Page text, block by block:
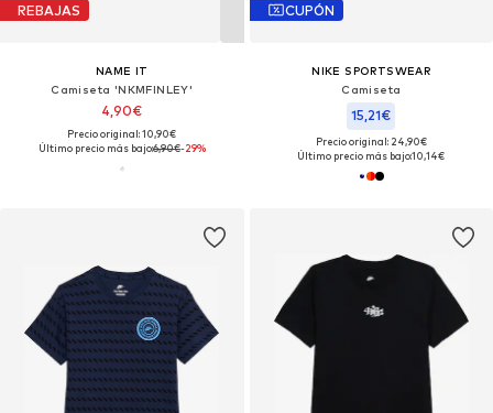
REBAJAS
NAME IT
Camiseta 'NKMFINLEY'
4,90€
Precio original: 10,90€
Último precio más bajo:6,90€-29%
CUPÓN
NIKE SPORTSWEAR
Camiseta
15,21€
Precio original: 24,90€
Último precio más bajo:10,14€